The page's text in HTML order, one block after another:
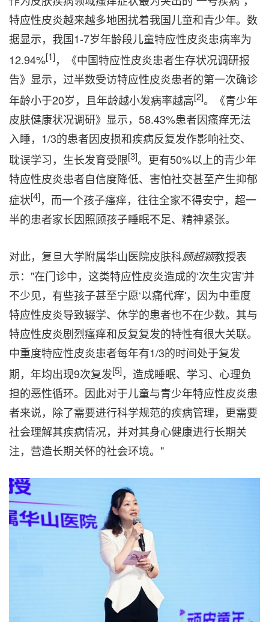
特应性皮炎越来越多地困扰着我国儿童和青少年。数
据显示，我国1-7岁年龄段儿童特应性皮炎患病率为
12.94%[1]，《中国特应性皮炎患者生存状况调研报
告》显示，过半数受访特应性皮炎患者的第一次确诊
年龄小于20岁，且年龄越小发病率越高[2]。《青少年
皮肤健康状况调研》显示，58.43%患者因瘙痒无法
入睡，1/3的患者因皮损和疾病反复发作影响社交、
耽误学习，生长发育受限[3]。更有50%以上的青少年
特应性皮炎患者自信度降低、害怕社交甚至产生抑郁
症状[4]，而一个孩子瘙痒，往往全家不得安宁，超一
半的患者家长因照顾孩子睡眠不足、精神紧张。
对此，复旦大学附属华山医院皮肤科顾超颖教授表
示："在门诊中，这类特应性皮炎造成的‘次生灾害'并
不少见，有些孩子甚至宁愿‘以痛代痒'，因为中重度
特应性皮炎导致辍学、休学的患者也不在少数。其与
特应性皮炎剧烈瘙痒和反复复发的特性有很大关联。
中重度特应性皮炎患者每年有1/3的时间处于复发
期，年均出现9次复发[5]，造成睡眠、学习、心理负
担的恶性循环。因此对于儿童与青少年特应性皮炎患
者来说，除了需要进行科学规范的疾病管理，更需要
社会理解其疾病情况，并对其身心健康进行长期关
注，营造长期关怀的社会环境。"